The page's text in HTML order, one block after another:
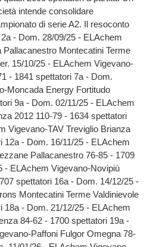
intende consolidare
di serie A2. Il resoconto
- Dom. 28/09/25 - ELAchem
Montecatini Terme
15/10/25 - ELAchem Vigevano-
- 1841 spettatori 7a - Dom.
Moncada Energy Fortitudo
9a - Dom. 02/11/25 - ELAchem
2012 110-79 - 1634 spettatori
Vigevano-TAV Treviglio Brianza
12a - Dom. 16/11/25 - ELAchem
Pallacanestro 76-85 - 1709
- ELAchem Vigevano-Novipiù
spettatori 16a - Dom. 14/12/25 -
Montecatini Terme Valdinievole
18a - Dom. 21/12/25 - ELAchem
84-62 - 1700 spettatori 19a -
Paffoni Fulgor Omegna 78-